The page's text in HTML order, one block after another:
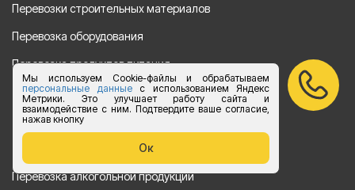
Мы используем Cookie-файлы и обрабатываем
персональные данныес использованием Яндекс
Метрики. Это улучшает работу сайта и
взаимодействие с ним. Подтвердите ваше согласие,
нажав кнопку
Ок
Перевозки строительных материалов
Перевозка оборудования
Перевозка продуктов питания
Переезд
Рефрежераторные перевозки
Перевозка алкогольной продукции